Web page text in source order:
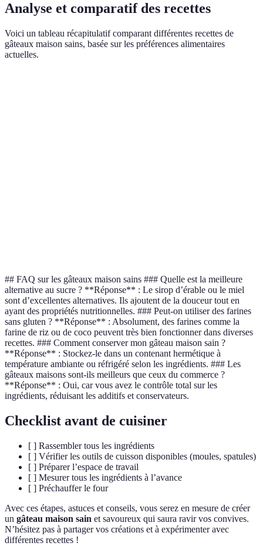
Analyse et comparatif des recettes
Voici un tableau récapitulatif comparant différentes recettes de
gâteaux maison sains, basée sur les préférences alimentaires
actuelles.
## FAQ sur les gâteaux maison sains ### Quelle est la meilleure
alternative au sucre ? **Réponse** : Le sirop d’érable ou le miel
sont d’excellentes alternatives. Ils ajoutent de la douceur tout en
ayant des propriétés nutritionnelles. ### Peut-on utiliser des farines
sans gluten ? **Réponse** : Absolument, des farines comme la
farine de riz ou de coco peuvent très bien fonctionner dans diverses
recettes. ### Comment conserver mon gâteau maison sain ?
**Réponse** : Stockez-le dans un contenant hermétique à
température ambiante ou réfrigéré selon les ingrédients. ### Les
gâteaux maisons sont-ils meilleurs que ceux du commerce ?
**Réponse** : Oui, car vous avez le contrôle total sur les
ingrédients, réduisant les additifs et conservateurs.
Checklist avant de cuisiner
[ ] Rassembler tous les ingrédients
[ ] Vérifier les outils de cuisson disponibles (moules, spatules)
[ ] Préparer l’espace de travail
[ ] Mesurer tous les ingrédients à l’avance
[ ] Préchauffer le four
Avec ces étapes, astuces et conseils, vous serez en mesure de créer
un gâteau maison sain et savoureux qui saura ravir vos convives.
N’hésitez pas à partager vos créations et à expérimenter avec
différentes recettes !